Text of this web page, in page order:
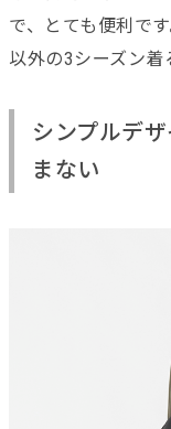
で、とても便利で
以外の3シーズン着
シンプルデ
まない